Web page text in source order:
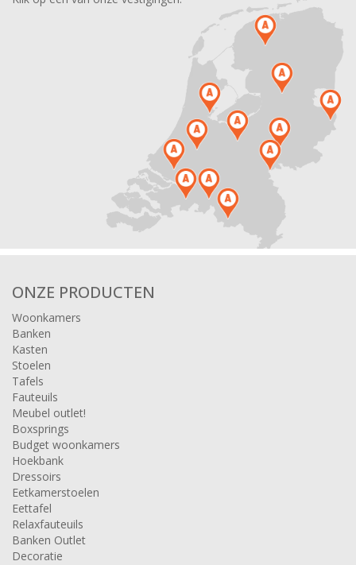
ONZE PRODUCTEN
Woonkamers
Banken
Kasten
Stoelen
Tafels
Fauteuils
Meubel outlet!
Boxsprings
Budget woonkamers
Hoekbank
Dressoirs
Eetkamerstoelen
Eettafel
Relaxfauteuils
Banken Outlet
Decoratie